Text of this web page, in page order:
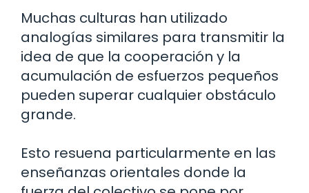
Muchas culturas han utilizado
analogías similares para transmitir la
idea de que la cooperación y la
acumulación de esfuerzos pequeños
pueden superar cualquier obstáculo
grande.
Esto resuena particularmente en las
enseñanzas orientales donde la